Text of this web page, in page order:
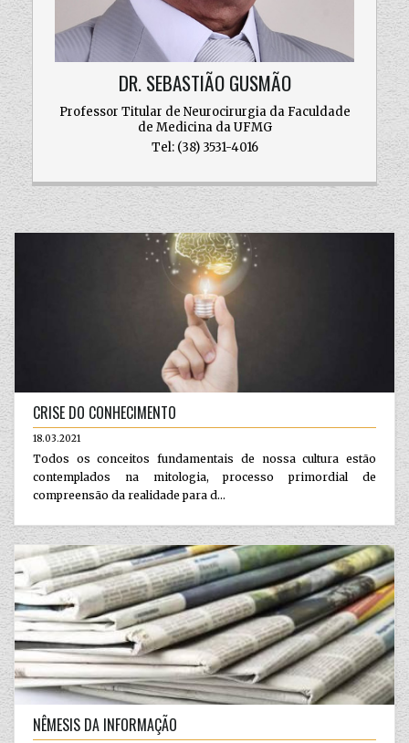
DR. SEBASTIÃO GUSMÃO
Professor Titular de Neurocirurgia da Faculdade
de Medicina da UFMG
Tel: (38) 3531-4016
CRISE DO CONHECIMENTO
18.03.2021
Todos os conceitos fundamentais de nossa cultura estão
contemplados na mitologia, processo primordial de
compreensão da realidade para d...
NÊMESIS DA INFORMAÇÃO